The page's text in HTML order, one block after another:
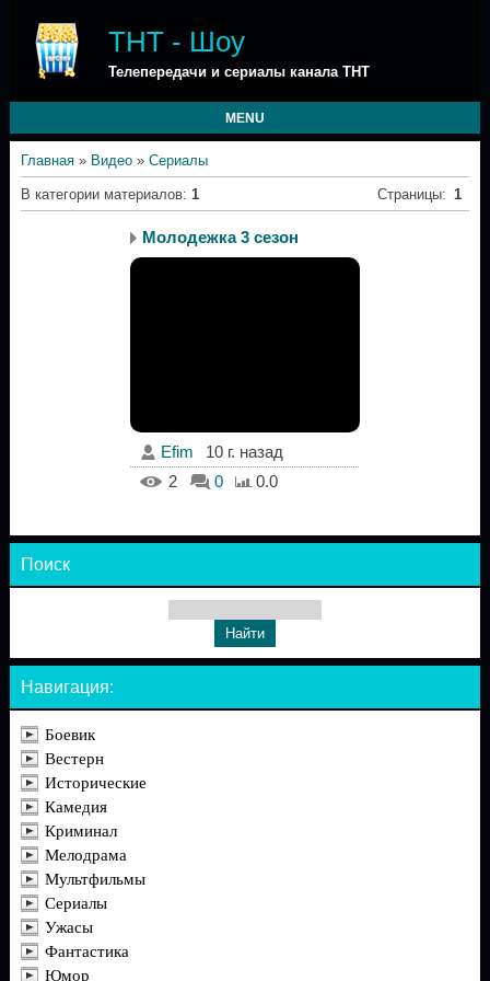
ТНТ - Шоу
Телепередачи и сериалы канала ТНТ
MENU
Главная» Видео» Сериалы
В категории материалов: 1 Страницы: 1
Молодежка 3 сезон
Efim
10 г. назад
2
0 0.0
Поиск
Навигация:
Боевик
Вестерн
Исторические
Камедия
Криминал
Мелодрама
Мультфильмы
Сериалы
Ужасы
Фантастика
Юмор